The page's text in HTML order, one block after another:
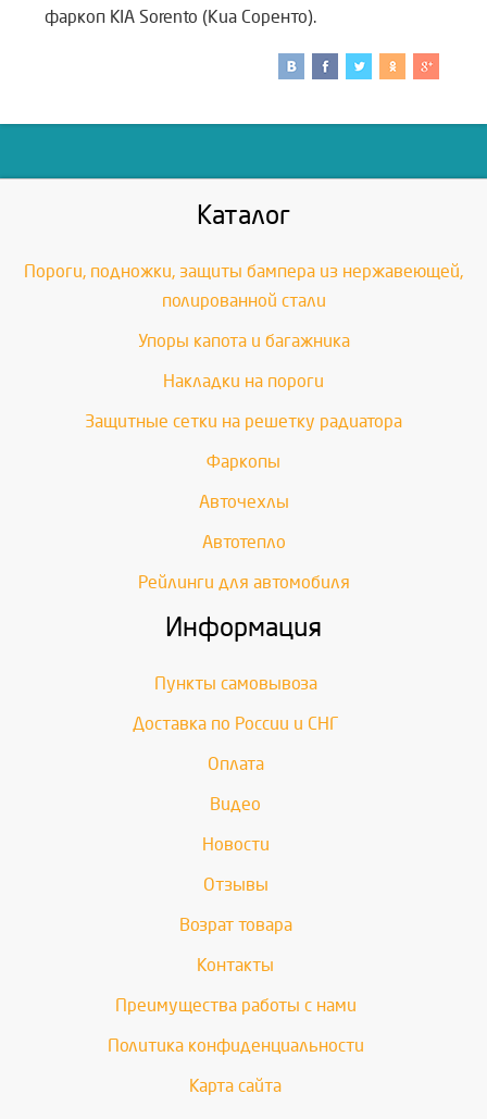
фаркоп KIA Sorento (Киа Соренто).
Каталог
Пороги, подножки, защиты бампера из нержавеющей,
полированной стали
Упоры капота и багажника
Накладки на пороги
Защитные сетки на решетку радиатора
Фаркопы
Авточехлы
Автотепло
Рейлинги для автомобиля
Информация
Пункты самовывоза
Доставка по России и СНГ
Оплата
Видео
Новости
Отзывы
Возрат товара
Контакты
Преимущества работы с нами
Политика конфиденциальности
Карта сайта